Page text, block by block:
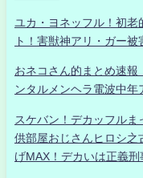
ユカ・ヨネッフル！初老
ト！害獣神アリ・ガー
おネコさん的まとめ速
ンタルメンヘラ電波中
スケバン！デカッフル
供部屋おじさんヒロシ之
げMAX！デカいは正義刑